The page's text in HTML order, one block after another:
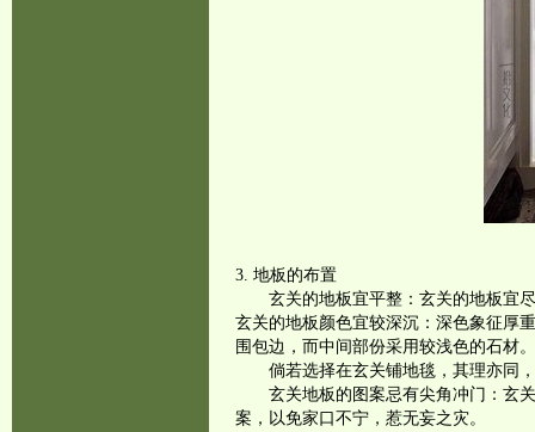
3. 地板的布置
玄关的地板宜平整：玄关的地板宜
玄关的地板颜色宜较深沉：深色象征厚
围包边，而中间部份采用较浅色的石材。
倘若选择在玄关铺地毯，其理亦同
玄关地板的图案忌有尖角冲门：玄
案，以免家口不宁，惹无妄之灾。